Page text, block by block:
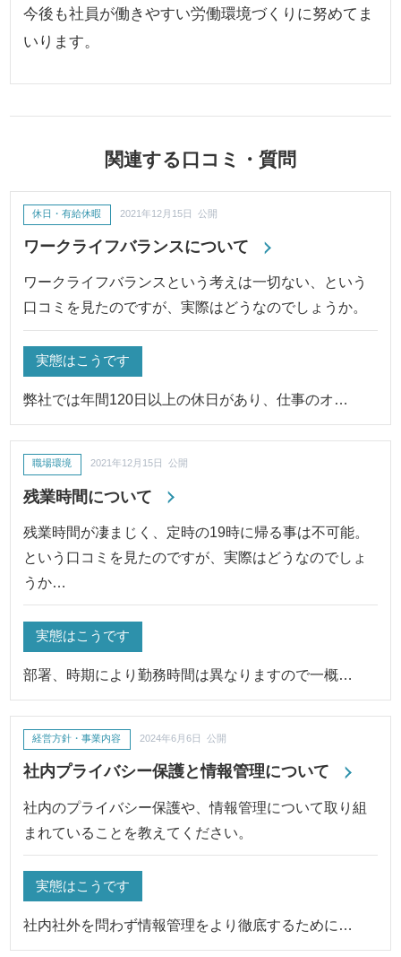
今後も社員が働きやすい労働環境づくりに努めてま
いります。
関連する口コミ・質問
ワークライフバランスについて
休日・有給休暇 2021年12月15日 公開
ワークライフバランスという考えは一切ない、という
口コミを見たのですが、実際はどうなのでしょうか。
実態はこうです
弊社では年間120日以上の休日があり、仕事のオ…
残業時間について
職場環境 2021年12月15日 公開
残業時間が凄まじく、定時の19時に帰る事は不可能。
という口コミを見たのですが、実際はどうなのでしょ
うか…
実態はこうです
部署、時期により勤務時間は異なりますので一概…
社内プライバシー保護と情報管理について
経営方針・事業内容 2024年6月6日 公開
社内のプライバシー保護や、情報管理について取り組
まれていることを教えてください。
実態はこうです
社内社外を問わず情報管理をより徹底するために…